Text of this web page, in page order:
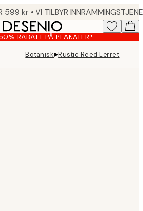
RABATT PÅ PLAKATER*
Botanisk▸Rustic Reed Lerret